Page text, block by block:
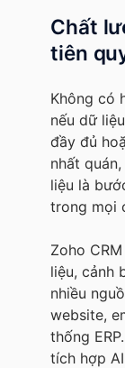
Chất
tiên
Không có
nếu dữ
đầy đủ
nhất
liệu là
trong mọi
Zoho
liệu, cảnh
nhiều
website,
thống
tích hợp